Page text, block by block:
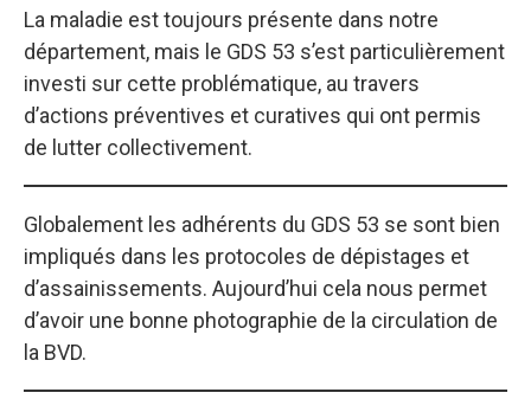
La maladie est toujours présente dans notre
département, mais le GDS 53 s’est particulièrement
investi sur cette problématique, au travers
d’actions préventives et curatives qui ont permis
de lutter collectivement.
Globalement les adhérents du GDS 53 se sont bien
impliqués dans les protocoles de dépistages et
d’assainissements. Aujourd’hui cela nous permet
d’avoir une bonne photographie de la circulation de
la BVD.